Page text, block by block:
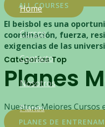
Home
Cursos
Contacto
Nosotros
Planes
ALL COURSES
El beisbol es una
coordinación, fuerza,
exigencias de las
Categorías Top
Planes
Nuestros Mejores Cursos
PLANES DE